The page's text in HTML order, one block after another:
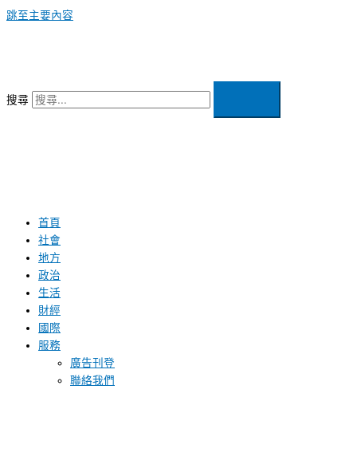
跳至主要內容
搜尋
首頁
社會
地方
政治
生活
財經
國際
服務
廣告刊登
聯絡我們